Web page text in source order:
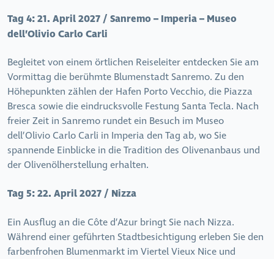
Tag 4:21. April 2027 / Sanremo – Imperia – Museo
dell’Olivio Carlo Carli
Begleitet von einem örtlichen Reiseleiter entdecken Sie am
Vormittag die berühmte Blumenstadt Sanremo. Zu den
Höhepunkten zählen der Hafen Porto Vecchio, die Piazza
Bresca sowie die eindrucksvolle Festung Santa Tecla. Nach
freier Zeit in Sanremo rundet ein Besuch im Museo
dell’Olivio Carlo Carli in Imperia den Tag ab, wo Sie
spannende Einblicke in die Tradition des Olivenanbaus und
der Olivenölherstellung erhalten.
Tag 5:22. April 2027 / Nizza
Ein Ausflug an die Côte d’Azur bringt Sie nach Nizza.
Während einer geführten Stadtbesichtigung erleben Sie den
farbenfrohen Blumenmarkt im Viertel Vieux Nice und